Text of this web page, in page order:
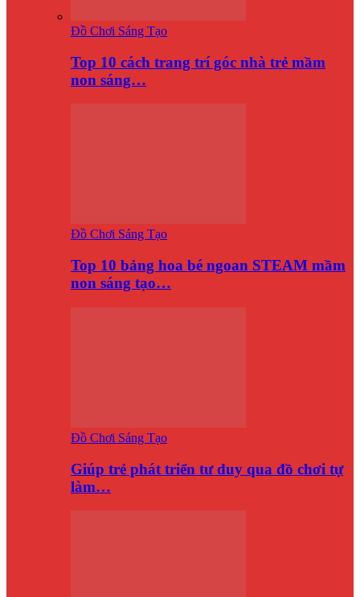
Đồ Chơi Sáng Tạo
Top 10 cách trang trí góc nhà trẻ mầm
non sáng…
Đồ Chơi Sáng Tạo
Top 10 bảng hoa bé ngoan STEAM mầm
non sáng tạo…
Đồ Chơi Sáng Tạo
Giúp trẻ phát triển tư duy qua đồ chơi tự
làm…